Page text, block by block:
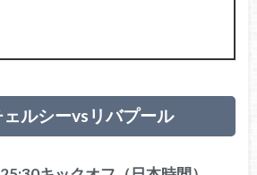
ェルシーvsリバプール